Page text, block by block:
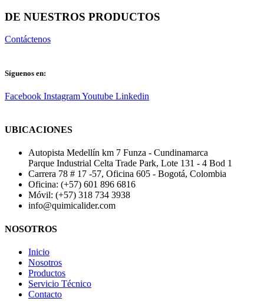
DE NUESTROS PRODUCTOS
Contáctenos
Síguenos en:
Facebook InstagramYoutube Linkedin
UBICACIONES
Autopista Medellín km 7 Funza - Cundinamarca
Parque Industrial Celta Trade Park, Lote 131 - 4 Bod 1
Carrera 78 # 17 -57, Oficina 605 - Bogotá, Colombia
Oficina: (+57) 601 896 6816
Móvil: (+57) 318 734 3938
info@quimicalider.com
NOSOTROS
Inicio
Nosotros
Productos
Servicio Técnico
Contacto